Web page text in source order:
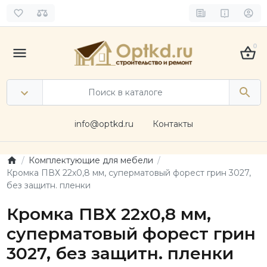
0
info@optkd.ru Контакты
Комплектующие для мебели
Кромка ПВХ 22х0,8 мм, суперматовый форест грин 3027,
без защитн. пленки
Кромка ПВХ 22х0,8 мм,
суперматовый форест грин
3027, без защитн. пленки